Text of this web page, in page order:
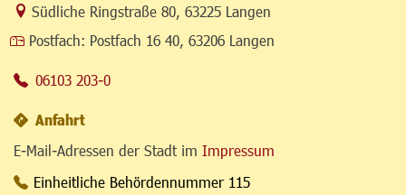
Link zur Google-Maps Navigation
Südliche Ringstraße 80, 63225 Langen
Postfach: Postfach 16 40, 63206 Langen
06103 203-0
Anfahrt
E-Mail-Adressen der Stadt im Impressum
Einheitliche Behördennummer 115